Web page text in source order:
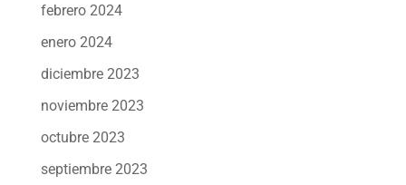
febrero 2024
enero 2024
diciembre 2023
noviembre 2023
octubre 2023
septiembre 2023